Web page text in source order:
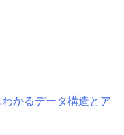
かるデータ構造とア